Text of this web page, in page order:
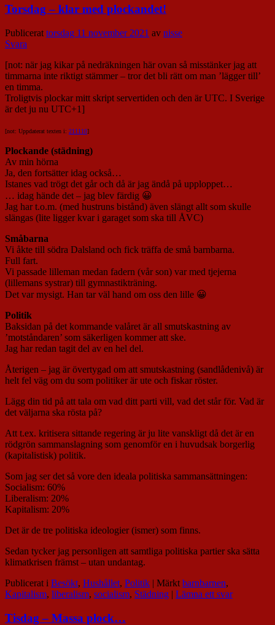
Torsdag – klar med plockandet!
Publicerat torsdag 11 november 2021 av nisse
Svara
[not: när jag kikar på nedräkningen här ovan så misstänker jag att
timmarna inte riktigt stämmer – tror det bli rätt om man ’lägger till’
en timma.
Troligtvis plockar mitt skript servertiden och den är UTC. I Sverige
är det ju nu UTC+1]
[not: Uppdaterat texten i: 211110]
Plockande (städning)
Av min hörna
Ja, den fortsätter idag också…
Istanes vad trögt det går och då är jag ändå på upploppet…
… idag hände det – jag blev färdig 😀
Jag har t.o.m. (med hustruns bistånd) även slängt allt som skulle
slängas (lite ligger kvar i garaget som ska till ÅVC)
Småbarna
Vi åkte till södra Dalsland och fick träffa de små barnbarna.
Full fart.
Vi passade lilleman medan fadern (vår son) var med tjejerna
(lillemans systrar) till gymnastikträning.
Det var mysigt. Han tar väl hand om oss den lille 😀
Politik
Baksidan på det kommande valåret är all smutskastning av
’motståndaren’ som säkerligen kommer att ske.
Jag har redan tagit del av en hel del.
Återigen – jag är övertygad om att smutskastning (sandlådenivå) är
helt fel väg om du som politiker är ute och fiskar röster.
Lägg din tid på att tala om vad ditt parti vill, vad det står för. Vad är
det väljarna ska rösta på?
Att t.ex. kritisera sittande regering är ju lite vanskligt då det är en
rödgrön sammanslagning som genomför en i huvudsak borgerlig
(kapitalistisk) politik.
Som jag ser det så vore den ideala politiska sammansättningen:
Socialism: 60%
Liberalism: 20%
Kapitalism: 20%
Det är de tre politiska ideologier (ismer) som finns.
Sedan tycker jag personligen att samtliga politiska partier ska sätta
klimatkrisen främst – utan undantag.
Publicerat i Besökt, Hushållet, Politik | Märkt barnbarnen,
Kapitalism, liberalism, socialism, Städning | Lämna ett svar
Tisdag – Massa plock…